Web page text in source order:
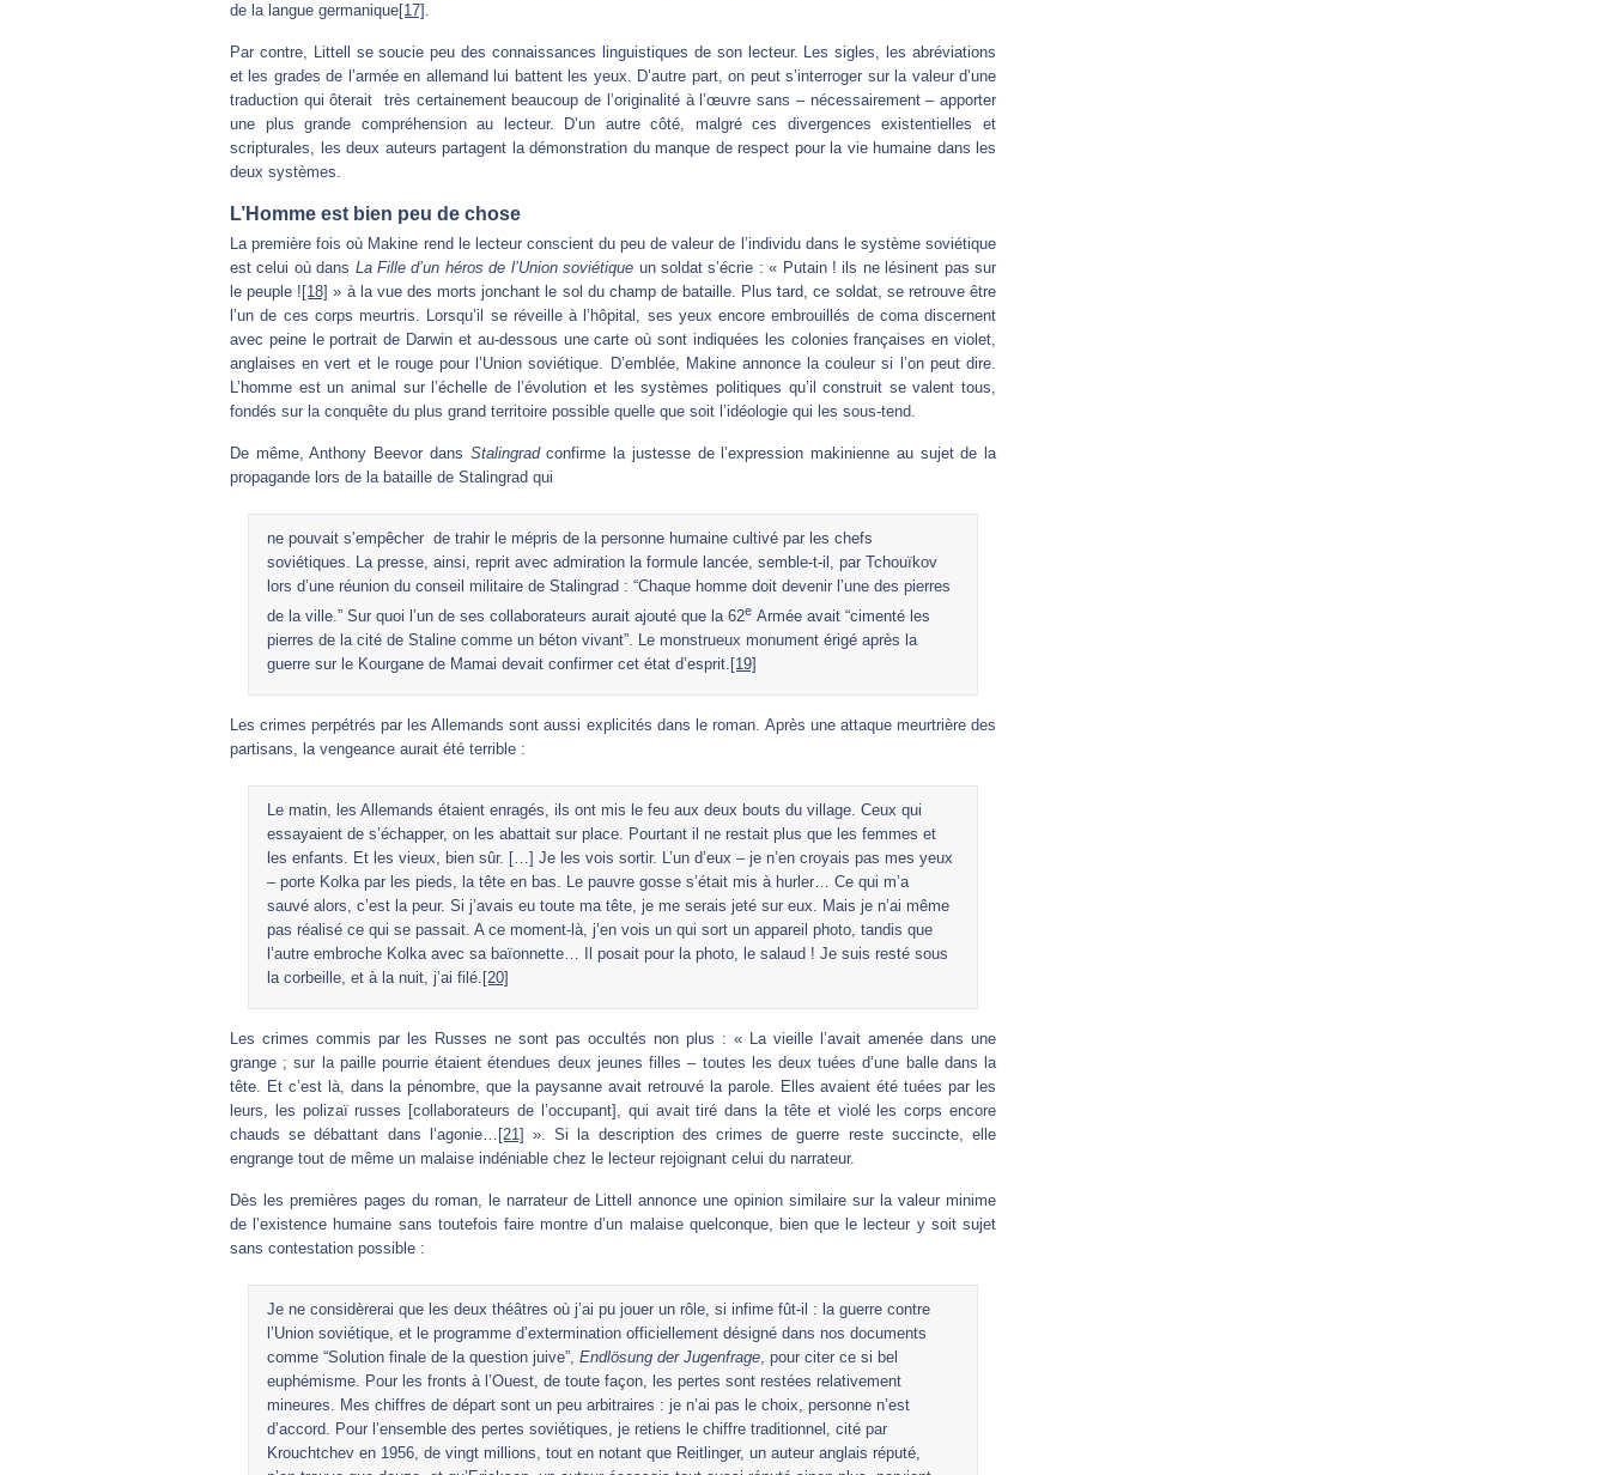
de la langue germanique[17] .
Par contre, Littell se soucie peu des connaissances linguistiques de son lecteur. Les sigles, les abréviations
et les grades de l’armée en allemand lui battent les yeux. D’autre part, on peut s’interroger sur la valeur d’une
traduction qui ôterait très certainement beaucoup de l’originalité à l’œuvre sans – nécessairement – apporter
une plus grande compréhension au lecteur. D’un autre côté, malgré ces divergences existentielles et
scripturales, les deux auteurs partagent la démonstration du manque de respect pour la vie humaine dans les
deux systèmes.
L’Homme est bien peu de chose
La première fois où Makine rend le lecteur conscient du peu de valeur de l’individu dans le système soviétique
est celui où dans La Fille d’un héros de l’Union soviétique un soldat s’écrie : « Putain ! ils ne lésinent pas sur
le peuple ! [18] » à la vue des morts jonchant le sol du champ de bataille. Plus tard, ce soldat, se retrouve être
l’un de ces corps meurtris. Lorsqu’il se réveille à l’hôpital, ses yeux encore embrouillés de coma discernent
avec peine le portrait de Darwin et au-dessous une carte où sont indiquées les colonies françaises en violet,
anglaises en vert et le rouge pour l’Union soviétique. D’emblée, Makine annonce la couleur si l’on peut dire.
L’homme est un animal sur l’échelle de l’évolution et les systèmes politiques qu’il construit se valent tous,
fondés sur la conquête du plus grand territoire possible quelle que soit l’idéologie qui les sous-tend.
De même, Anthony Beevor dans Stalingradconfirme la justesse de l’expression makinienne au sujet de la
propagande lors de la bataille de Stalingrad qui
ne pouvait s’empêcher de trahir le mépris de la personne humaine cultivé par les chefs
soviétiques. La presse, ainsi, reprit avec admiration la formule lancée, semble-t-il, par Tchouïkov
lors d’une réunion du conseil militaire de Stalingrad : “Chaque homme doit devenir l’une des pierres
de la ville.” Sur quoi l’un de ses collaborateurs aurait ajouté que la 62e Armée avait “cimenté les
pierres de la cité de Staline comme un béton vivant”. Le monstrueux monument érigé après la
guerre sur le Kourgane de Mamai devait confirmer cet état d’esprit. [19]
Les crimes perpétrés par les Allemands sont aussi explicités dans le roman. Après une attaque meurtrière des
partisans, la vengeance aurait été terrible :
Le matin, les Allemands étaient enragés, ils ont mis le feu aux deux bouts du village. Ceux qui
essayaient de s’échapper, on les abattait sur place. Pourtant il ne restait plus que les femmes et
les enfants. Et les vieux, bien sûr. […] Je les vois sortir. L’un d’eux – je n’en croyais pas mes yeux
– porte Kolka par les pieds, la tête en bas. Le pauvre gosse s’était mis à hurler… Ce qui m’a
sauvé alors, c’est la peur. Si j’avais eu toute ma tête, je me serais jeté sur eux. Mais je n’ai même
pas réalisé ce qui se passait. A ce moment-là, j’en vois un qui sort un appareil photo, tandis que
l’autre embroche Kolka avec sa baïonnette… Il posait pour la photo, le salaud ! Je suis resté sous
la corbeille, et à la nuit, j’ai filé. [20]
Les crimes commis par les Russes ne sont pas occultés non plus : « La vieille l’avait amenée dans une
grange ; sur la paille pourrie étaient étendues deux jeunes filles – toutes les deux tuées d’une balle dans la
tête. Et c’est là, dans la pénombre, que la paysanne avait retrouvé la parole. Elles avaient été tuées par les
leurs, les polizaï russes [collaborateurs de l’occupant], qui avait tiré dans la tête et violé les corps encore
chauds se débattant dans l’agonie… [21] ». Si la description des crimes de guerre reste succincte, elle
engrange tout de même un malaise indéniable chez le lecteur rejoignant celui du narrateur.
Dès les premières pages du roman, le narrateur de Littell annonce une opinion similaire sur la valeur minime
de l’existence humaine sans toutefois faire montre d’un malaise quelconque, bien que le lecteur y soit sujet
sans contestation possible :
Je ne considèrerai que les deux théâtres où j’ai pu jouer un rôle, si infime fût-il : la guerre contre
l’Union soviétique, et le programme d’extermination officiellement désigné dans nos documents
comme “Solution finale de la question juive”, Endlösung der Jugenfrage, pour citer ce si bel
euphémisme. Pour les fronts à l’Ouest, de toute façon, les pertes sont restées relativement
mineures. Mes chiffres de départ sont un peu arbitraires : je n’ai pas le choix, personne n’est
d’accord. Pour l’ensemble des pertes soviétiques, je retiens le chiffre traditionnel, cité par
Krouchtchev en 1956, de vingt millions, tout en notant que Reitlinger, un auteur anglais réputé,